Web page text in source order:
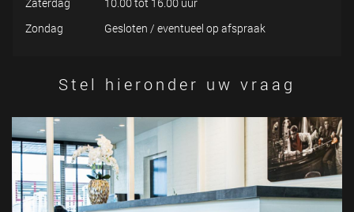
Zondag
Gesloten / eventueel op afspraak
Stel hieronder uw vraag